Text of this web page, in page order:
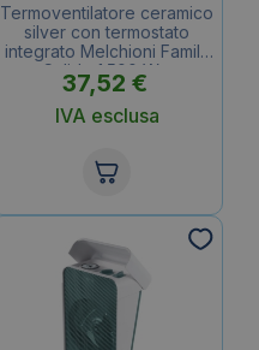
Termoventilatore ceramico
silver con termostato
integrato Melchioni Family
Calido 1.500 W –
158640045
37,52 €
IVA esclusa